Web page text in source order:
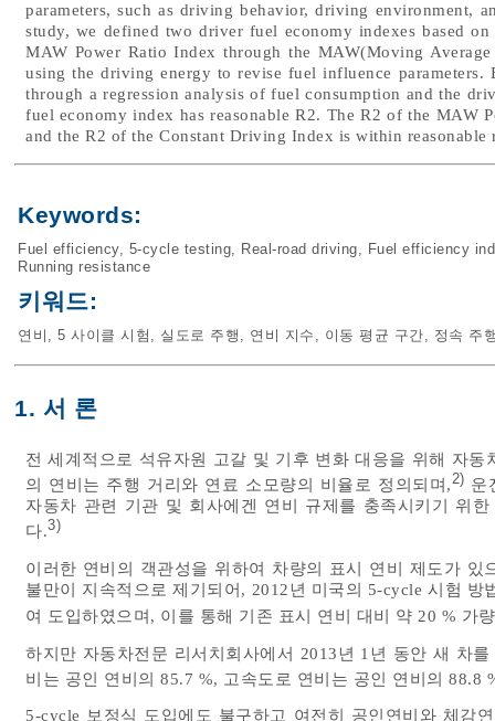
parameters, such as driving behavior, driving environment,
study, we defined two driver fuel economy indexes based
MAW Power Ratio Index through the MAW(Moving
using the driving energy to revise fuel influence
through a regression analysis of fuel consumption and the
fuel economy index has reasonable R2. The R2 of the MAW
and the R2 of the Constant Driving Index is within reasonable
Keywords:
Fuel efficiency, 5-cycle testing, Real-road driving, Fuel efficiency
Running resistance
키워드:
연비 , 5 사이클 시험 , 실도로 주행 , 연비 지수 , 이동 평균 구간, 정속 주
1. 서 론
전 세계적으로 석유자원 고갈 및 기후 변화 대응을 위해 자
의 연비는 주행 거리와 연료 소모량의 비율로 정의되며, 2) 운
자동차 관련 기관 및 회사에겐 연비 규제를 충족시키기 위
다.3)
이러한 연비의 객관성을 위하여 차량의 표시 연비 제도가
불만이 지속적으로 제기되어, 2012년 미국의 5-cycle 시험
여 도입하였으며, 이를 통해 기존 표시 연비 대비 약 20 % 가
하지만 자동차전문 리서치회사에서 2013년 1년 동안 새 차
비는 공인 연비의 85.7 %, 고속도로 연비는 공인 연비의 88.8
5-cycle 보정식 도입에도 불구하고 여전히 공인연비와 체감